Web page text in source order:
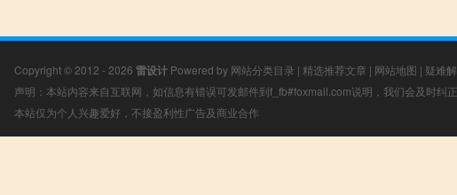
Copyright © 2012 - 2026 雷设计 Powered by 网站分类目录 | 精选推荐文章 | 网站地图 | 疑难
声明：本站内容来自互联网，如信息有错误可发邮件到f_fb#foxmail.com说明，我们会及时纠
本站仅为个人兴趣爱好，不接盈利性广告及商业合作